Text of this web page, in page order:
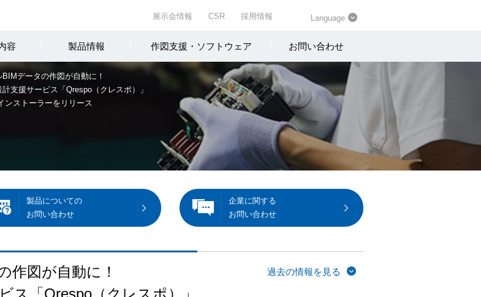
展示会情報 CSR 採用情報 Language
容 製品情報 作図支援・ソフトウェア お問い合わせ
データの作図が自動に！
支援サービス「Qrespo（クレスポ）」
ンストーラーをリリース
製品についての
お問い合わせ
企業に関する
お問い合わせ
作図が自動に！
ス「Qrespo（クレスポ）」
過去の情報を見る